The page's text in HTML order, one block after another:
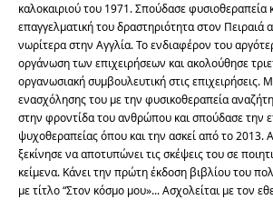
καλοκαιριού του 1971. Σπούδασε φυσιοθεραπεία
επαγγελματική του δραστηριότητα στον Πειραιά
νωρίτερα στην Αγγλία. Το ενδιαφέρον του
οργάνωση των επιχειρήσεων και ακολούθησε
οργανωσιακή συμβουλευτική στις επιχειρήσεις.
ενασχόλησης του με την φυσικοθεραπεία
στην φροντίδα του ανθρώπου και σπούδασε την
ψυχοθεραπείας όπου και την ασκεί από το 2013.
ξεκίνησε να αποτυπώνει τις σκέψεις του σε
κείμενα. Κάνει την πρώτη έκδοση βιβλίου του
με τίτλο “Στον κόσμο μου»... Ασχολείται με τον